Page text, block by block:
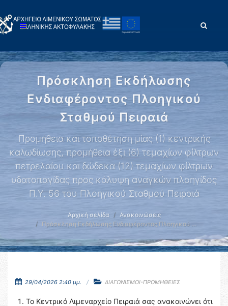
Πρόσκληση Εκδήλωσης
Ενδιαφέροντος Πλοηγικού
Σταθμού Πειραιά
Προμήθεια και τοποθέτηση μίας (1) κεντρικής
καλωδίωσης, προμήθεια έξι (6) τεμαχίων φίλτρων
πετρελαίου και δώδεκα (12) τεμαχίων φίλτρων
υδατοπαγίδας προς κάλυψη αναγκών πλοηγίδος
Π.Υ. 56 του Πλοηγικού Σταθμού Πειραιά
Αρχική σελίδα
Ανακοινώσεις
Πρόσκληση Εκδήλωσης Ενδιαφέροντος Πλοηγικού …
29/04/2026 2:40 μμ. ΔΙΑΓΩΝΙΣΜΟΙ-ΠΡΟΜΗΘΕΙΕΣ
Το Κεντρικό Λιμεναρχείο Πειραιά σας ανακοινώνει ότι